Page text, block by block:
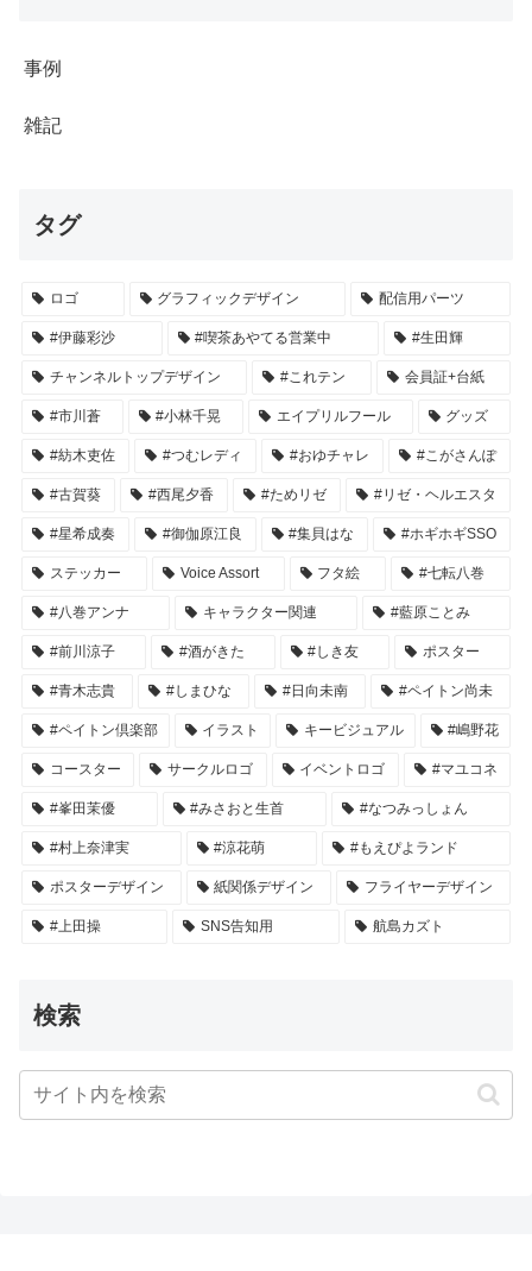
事例
雑記
タグ
ロゴ グラフィックデザイン 配信用パーツ
#伊藤彩沙 #喫茶あやてる営業中 #生田輝
チャンネルトップデザイン #これテン 会員証+台紙
#市川蒼 #小林千晃 エイプリルフール グッズ
#紡木吏佐 #つむレディ #おゆチャレ #こがさんぽ
#古賀葵 #西尾夕香 #ためリゼ #リゼ・ヘルエスタ
#星希成奏 #御伽原江良 #集貝はな #ホギホギSSO
ステッカー Voice Assort フタ絵 #七転八巻
#八巻アンナ キャラクター関連 #藍原ことみ
#前川涼子 #酒がきた #しき友 ポスター
#青木志貴 #しまひな #日向未南 #ペイトン尚未
#ペイトン倶楽部 イラスト キービジュアル #嶋野花
コースター サークルロゴ イベントロゴ #マユコネ
#峯田茉優 #みさおと生首 #なつみっしょん
#村上奈津実 #涼花萌 #もえぴよランド
ポスターデザイン 紙関係デザイン フライヤーデザイン
#上田操 SNS告知用 航島カズト
検索